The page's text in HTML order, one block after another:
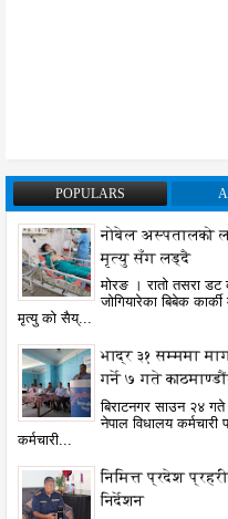
POPULARS
नोबेल अस्पतालको
मृत्यु सँग लड्दै
मोरङ । रातो तसरा डट
जोगियारेका बिबेक
मृत्यु को सैय्...
भाद्र ३१ सम्ममा
गर्ने ७ गते
बिराटनगर साउन २४
नेपाल विधालय कर्मचारी
कर्मचारी...
निमित्त प्रदेश
निर्देशन